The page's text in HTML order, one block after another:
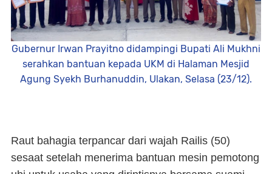
Gubernur Irwan Prayitno didampingi Bupati Ali Mukhni
serahkan bantuan kepada UKM di Halaman Mesjid
Agung Syekh Burhanuddin, Ulakan, Selasa (23/12).
Raut bahagia terpancar dari wajah Railis (50)
sesaat setelah menerima bantuan mesin pemotong